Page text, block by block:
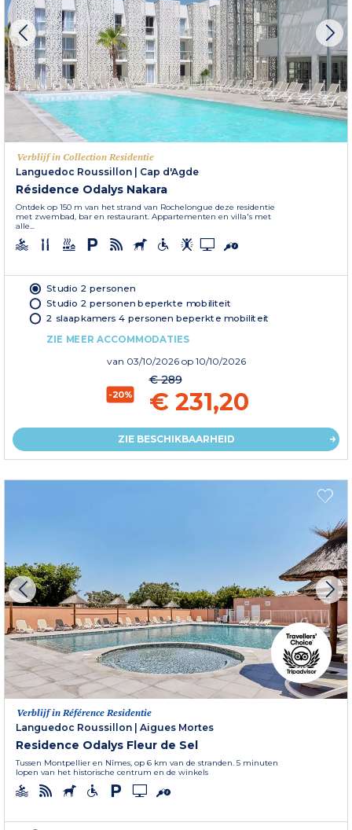
Verblijf in Collection Residentie
Languedoc Roussillon | Cap d'Agde
Résidence Odalys Nakara
Ontdek op 150 m van het strand van Rochelongue deze residentie
met zwembad, bar en restaurant. Appartementen en villa's met
alle...
Studio 2 personen
Studio 2 personen beperkte mobiliteit
2 slaapkamers 4 personen beperkte mobiliteit
ZIE MEER ACCOMMODATIES
van 03/10/2026 op 10/10/2026
-20%
€ 289
€ 231,20
ZIE BESCHIKBAARHEID
Verblijf in Référence Residentie
Languedoc Roussillon | Aigues Mortes
Residence Odalys Fleur de Sel
Tussen Montpellier en Nîmes, op 6 km van de stranden. 5 minuten
lopen van het historische centrum en de winkels